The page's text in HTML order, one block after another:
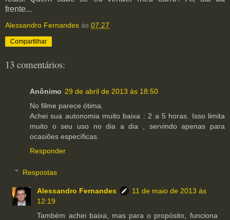
frente...
Alessandro Fernandes às 07:27
Compartilhar
13 comentários:
Anônimo 29 de abril de 2013 às 18:50
No filme parece ótima.
Achei sua autonomia muito baixa : 2 a 5 horas. Isso limita
muito o seu uso no dia a dia , servindo apenas para
ocasiões específicas.
Responder
Respostas
Alessandro Fernandes
11 de maio de 2013 às
12:19
Também achei baixa, mas para o propósito, funciona